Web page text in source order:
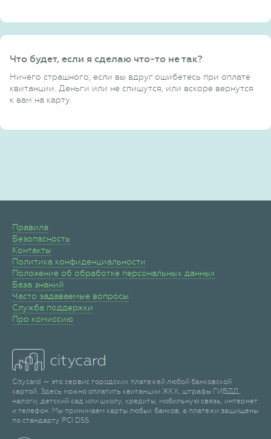
Что будет, если я сделаю что-то не так?
Ничего страшного, если вы вдруг ошибетесь при оплате
квитанции. Деньги или не спишутся, или вскоре вернутся
к вам на карту.
Правила
Безопасность
Контакты
Политика конфиденциальности
Положение об обработке персональных данных
База знаний
Часто задаваемые вопросы
Служба поддержки
Про комиссию
Citycard — это сервис городских платежей любой банковской
картой. Здесь можно оплатить квитанции ЖКХ, штрафы ГИБДД,
налоги, детский сад или школу, кредиты, мобильную связь, интернет
и телефон. Мы принимаем карты любых банков, а платежи защищены
по стандарту PCI DSS.